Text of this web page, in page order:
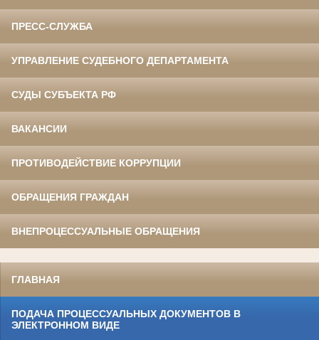
ПРЕСС-СЛУЖБА
УПРАВЛЕНИЕ СУДЕБНОГО ДЕПАРТАМЕНТА
СУДЫ СУБЪЕКТА РФ
ВАКАНСИИ
ПРОТИВОДЕЙСТВИЕ КОРРУПЦИИ
ОБРАЩЕНИЯ ГРАЖДАН
ВНЕПРОЦЕССУАЛЬНЫЕ ОБРАЩЕНИЯ
ГЛАВНАЯ
ПОДАЧА ПРОЦЕССУАЛЬНЫХ ДОКУМЕНТОВ В
ЭЛЕКТРОННОМ ВИДЕ